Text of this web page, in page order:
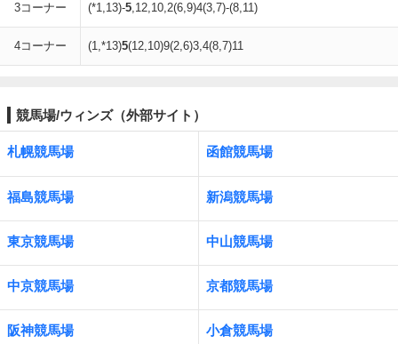
3コーナー (*1,13)-5,12,10,2(6,9)4(3,7)-(8,11)
4コーナー (1,*13)5(12,10)9(2,6)3,4(8,7)11
競馬場/ウィンズ（外部サイト）
札幌競馬場 函館競馬場
福島競馬場 新潟競馬場
東京競馬場 中山競馬場
中京競馬場 京都競馬場
阪神競馬場 小倉競馬場